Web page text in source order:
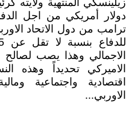
دولار أمريكي من اجل
ترامب من دول الاتحاد
الاجمالي وهذا يصب لصالح
الاميركي تحديداً
اقتصادية واجتماعية
الاوربي...